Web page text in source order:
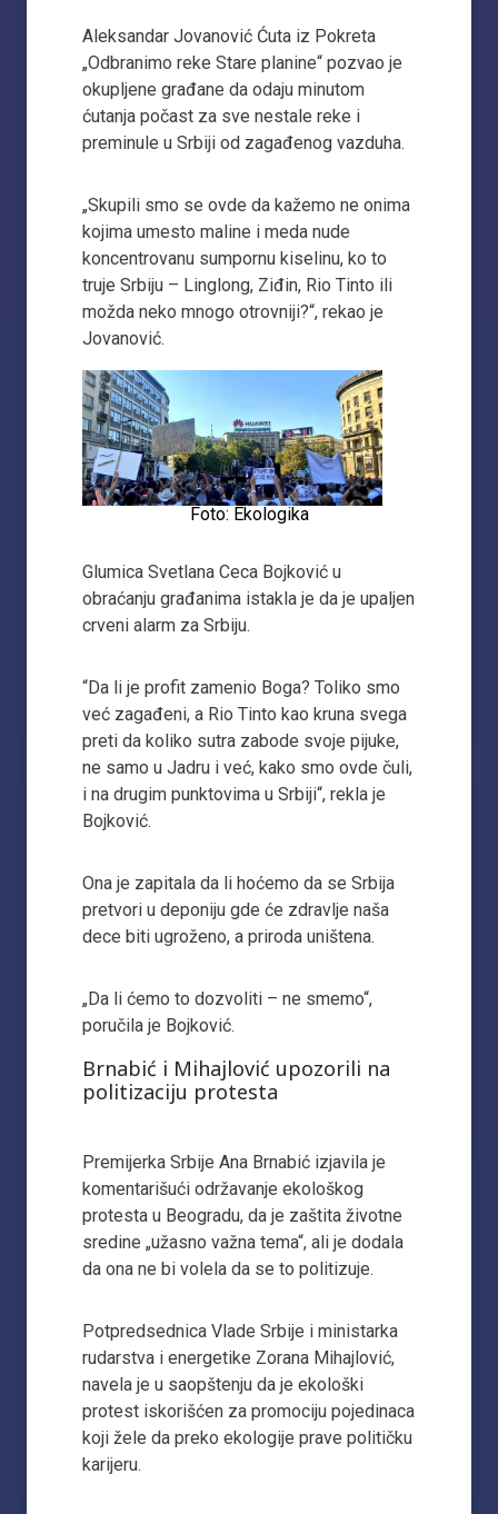
Aleksandar Jovanović Ćuta iz Pokreta
„Odbranimo reke Stare planine“ pozvao je
okupljene građane da odaju minutom
ćutanja počast za sve nestale reke i
preminule u Srbiji od zagađenog vazduha.
„Skupili smo se ovde da kažemo ne onima
kojima umesto maline i meda nude
koncentrovanu sumpornu kiselinu, ko to
truje Srbiju – Linglong, Ziđin, Rio Tinto ili
možda neko mnogo otrovniji?“, rekao je
Jovanović.
Foto: Ekologika
Glumica Svetlana Ceca Bojković u
obraćanju građanima istakla je da je upaljen
crveni alarm za Srbiju.
“Da li je profit zamenio Boga? Toliko smo
već zagađeni, a Rio Tinto kao kruna svega
preti da koliko sutra zabode svoje pijuke,
ne samo u Jadru i već, kako smo ovde čuli,
i na drugim punktovima u Srbiji“, rekla je
Bojković.
Ona je zapitala da li hoćemo da se Srbija
pretvori u deponiju gde će zdravlje naša
dece biti ugroženo, a priroda uništena.
„Da li ćemo to dozvoliti – ne smemo“,
poručila je Bojković.
Brnabić i Mihajlović upozorili na
politizaciju protesta
Premijerka Srbije Ana Brnabić izjavila je
komentarišući održavanje ekološkog
protesta u Beogradu, da je zaštita životne
sredine „užasno važna tema“, ali je dodala
da ona ne bi volela da se to politizuje.
Potpredsednica Vlade Srbije i ministarka
rudarstva i energetike Zorana Mihajlović,
navela je u saopštenju da je ekološki
protest iskorišćen za promociju pojedinaca
koji žele da preko ekologije prave političku
karijeru.